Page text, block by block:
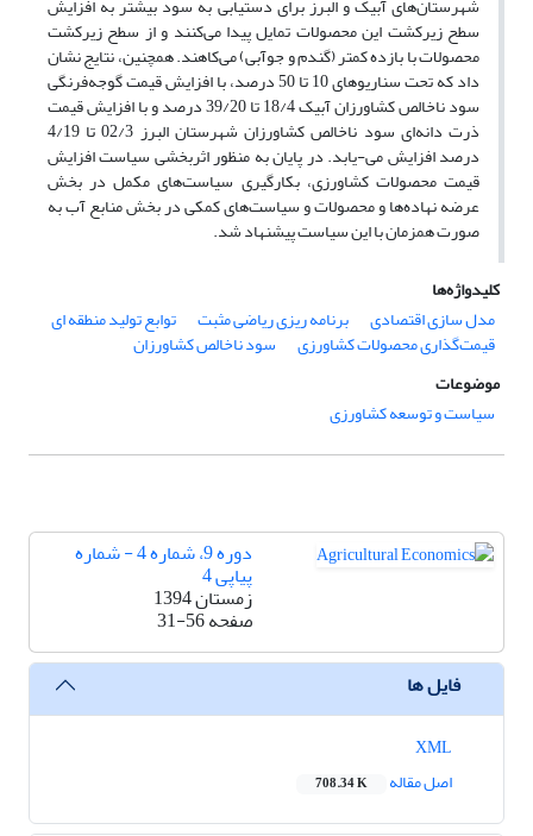
شهرستان‌های آبیک و البرز برای دستیابی به سود بیشتر به افزایش
سطح زیرکشت این محصولات تمایل پیدا می‌کنند و از سطح زیرکشت
محصولات با بازده کمتر (گندم و جوآبی) می‌کاهند. همچنین، نتایج نشان
داد که تحت سناریوهای 10 تا 50 درصد، با افزایش قیمت گوجه‌فرنگی
سود ناخالص کشاورزان آبیک 18/4 تا 39/20 درصد و با افزایش قیمت
ذرت دانه‌ای سود ناخالص کشاورزان شهرستان البرز 02/3 تا 4/19
درصد افزایش می-یابد. در پایان به منظور اثربخشی سیاست افزایش
قیمت محصولات کشاورزی، بکارگیری سیاست‌های مکمل در بخش
عرضه نهاده‌ها و محصولات و سیاست‌های کمکی در بخش منابع آب به
صورت همزمان با این سیاست پیشنهاد شد.
کلیدواژه‌ها
مدل سازی اقتصادی
برنامه ریزی ریاضی مثبت توابع تولید منطقه ای
قیمت‌گذاری محصولات کشاورزی
سود ناخالص کشاورزان
موضوعات
سیاست و توسعه کشاورزی
دوره 9، شماره 4 - شماره
پیاپی 4
زمستان 1394
صفحه31-56
فایل ها
اصل مقاله
708.34 K